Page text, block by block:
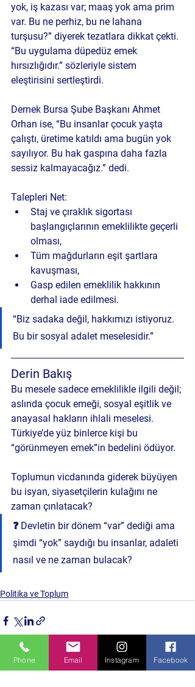
yok, iş kazası var; maaş yok ama prim
var. Bu ne perhiz, bu ne lahana
turşusu?” diyerek tezatlara dikkat çekti.
“Bu uygulama düpedüz emek
hırsızlığıdır.” sözleriyle sistem
eleştirisini sertleştirdi.
Dernek Bursa Şube Başkanı Ahmet
Orhan ise, “Bu insanlar çocuk yaşta
çalıştı, üretime katıldı ama bugün yok
sayılıyor. Bu hak gaspına daha fazla
sessiz kalmayacağız.” dedi.
Talepleri Net:
Staj ve çıraklık sigortası
başlangıçlarının emeklilikte geçerli
olması,
Tüm mağdurların eşit şartlara
kavuşması,
Gasp edilen emeklilik hakkının
derhal iade edilmesi.
“Biz sadaka değil, hakkımızı istiyoruz.
Bu bir sosyal adalet meselesidir.”
Derin Bakış
Bu mesele sadece emeklilikle ilgili değil;
aslında çocuk emeği, sosyal eşitlik ve
anayasal hakların ihlali meselesi.
Türkiye’de yüz binlerce kişi bu
“görünmeyen emek”in bedelini ödüyor.
Toplumun vicdanında giderek büyüyen
bu isyan, siyasetçilerin kulağını ne
zaman çınlatacak?
❓ Devletin bir dönem “var” dediği ama
şimdi “yok” saydığı bu insanlar, adaleti
nasıl ve ne zaman bulacak?
Politika ve Toplum
Phone Email Instagram Facebook